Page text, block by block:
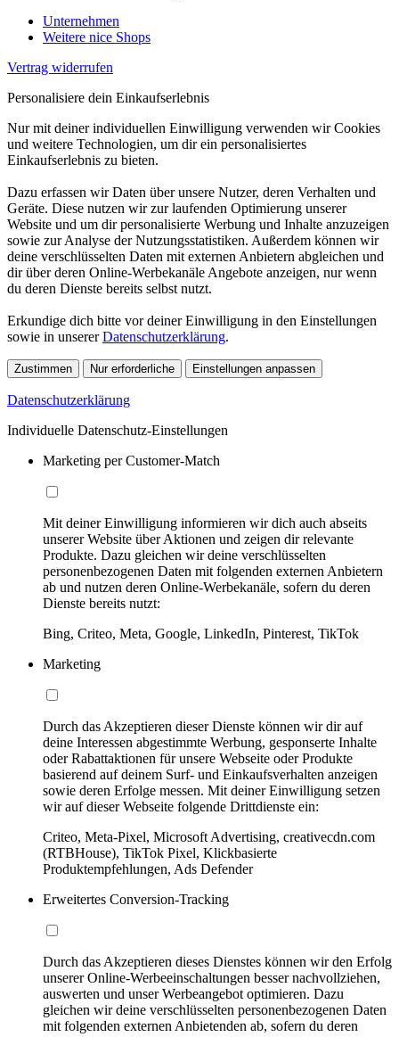
Unternehmen
Weitere nice Shops
Vertrag widerrufen
Personalisiere dein Einkaufserlebnis
Nur mit deiner individuellen Einwilligung verwenden wir Cookies
und weitere Technologien, um dir ein personalisiertes
Einkaufserlebnis zu bieten.
Dazu erfassen wir Daten über unsere Nutzer, deren Verhalten und
Geräte. Diese nutzen wir zur laufenden Optimierung unserer
Website und um dir personalisierte Werbung und Inhalte anzuzeigen
sowie zur Analyse der Nutzungsstatistiken. Außerdem können wir
deine verschlüsselten Daten mit externen Anbietern abgleichen und
dir über deren Online-Werbekanäle Angebote anzeigen, nur wenn
du deren Dienste bereits selbst nutzt.
Erkundige dich bitte vor deiner Einwilligung in den Einstellungen
sowie in unsererDatenschutzerklärung.
Zustimmen Nur erforderliche Einstellungen anpassen
Datenschutzerklärung
Individuelle Datenschutz-Einstellungen
Marketing per Customer-Match
Mit deiner Einwilligung informieren wir dich auch abseits
unserer Website über Aktionen und zeigen dir relevante
Produkte. Dazu gleichen wir deine verschlüsselten
personenbezogenen Daten mit folgenden externen Anbietern
ab und nutzen deren Online-Werbekanäle, sofern du deren
Dienste bereits nutzt:
Bing, Criteo, Meta, Google, LinkedIn, Pinterest, TikTok
Marketing
Durch das Akzeptieren dieser Dienste können wir dir auf
deine Interessen abgestimmte Werbung, gesponserte Inhalte
oder Rabattaktionen für unsere Webseite oder Produkte
basierend auf deinem Surf- und Einkaufsverhalten anzeigen
sowie deren Erfolge messen. Mit deiner Einwilligung setzen
wir auf dieser Webseite folgende Drittdienste ein:
Criteo, Meta-Pixel, Microsoft Advertising, creativecdn.com
(RTBHouse), TikTok Pixel, Klickbasierte
Produktempfehlungen, Ads Defender
Erweitertes Conversion-Tracking
Durch das Akzeptieren dieses Dienstes können wir den Erfolg
unserer Online-Werbeeinschaltungen besser nachvollziehen,
auswerten und unser Werbeangebot optimieren. Dazu
gleichen wir deine verschlüsselten personenbezogenen Daten
mit folgenden externen Anbietenden ab, sofern du deren